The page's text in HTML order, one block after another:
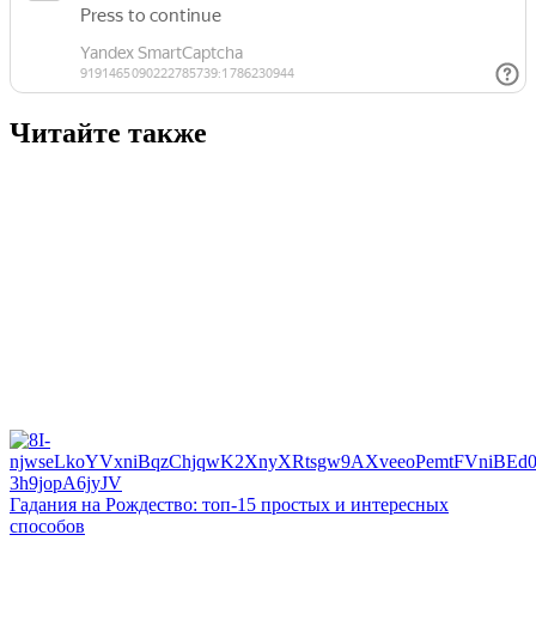
Читайте также
Гадания на Рождество: топ-15 простых и интересных
способов